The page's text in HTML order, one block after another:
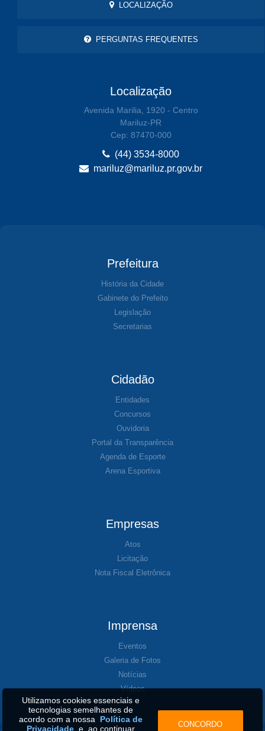
LOCALIZAÇÃO
PERGUNTAS FREQUENTES
Localização
Avenida Marilia, 1920 - Centro
Mariluz-PR
Cep: 87470-000
(44) 3534-8000
mariluz@mariluz.pr.gov.br
Prefeitura
História da Cidade
Gabinete do Prefeito
Legislação
Secretarias
Cidadão
Entidades
Concursos
Ouvidoria
Portal da Transparência
Agenda de Esporte
Arena Esportiva
Empresas
Atos
Licitação
Nota Fiscal Eletrônica
Imprensa
Eventos
Galeria de Fotos
Notícias
Vídeos
Utilizamos cookies essenciais e
tecnologias semelhantes de
acordo com a nossa Política de
Privacidadee, ao continuar CONCORDO